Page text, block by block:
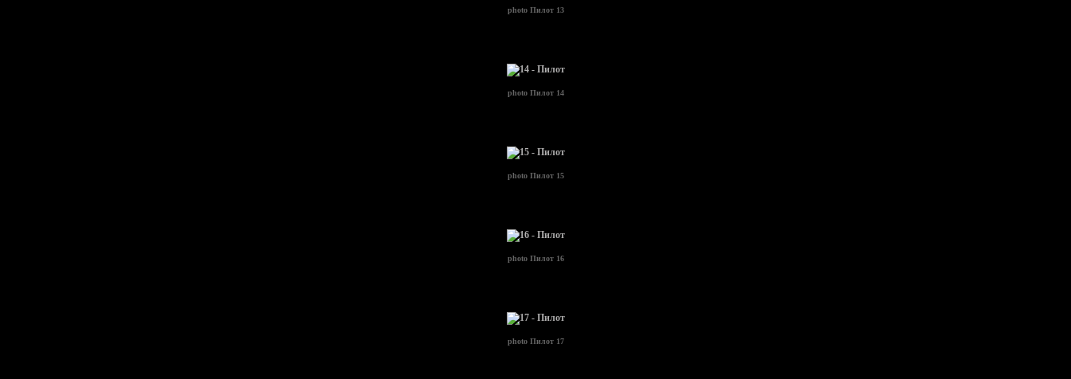
photo Пилот 13
photo Пилот 14
photo Пилот 15
photo Пилот 16
photo Пилот 17